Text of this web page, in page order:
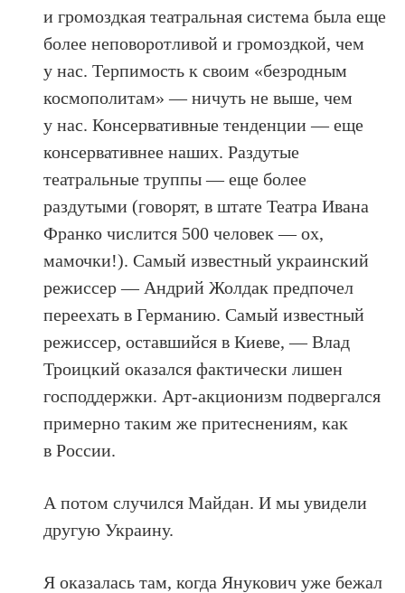
и громоздкая театральная система была еще
более неповоротливой и громоздкой, чем
у нас. Терпимость к своим «безродным
космополитам» — ничуть не выше, чем
у нас. Консервативные тенденции — еще
консервативнее наших. Раздутые
театральные труппы — еще более
раздутыми (говорят, в штате Театра Ивана
Франко числится 500 человек — ох,
мамочки!). Самый известный украинский
режиссер — Андрий Жолдак предпочел
переехать в Германию. Самый известный
режиссер, оставшийся в Киеве, — Влад
Троицкий оказался фактически лишен
господдержки. Арт-акционизм подвергался
примерно таким же притеснениям, как
в России.
А потом случился Майдан. И мы увидели
другую Украину.
Я оказалась там, когда Янукович уже бежал